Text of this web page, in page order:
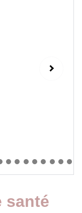
santé